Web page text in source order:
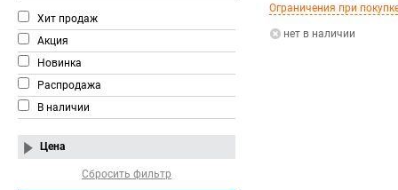
Хит продаж
Акция
Новинка
Распродажа
В наличии
Цена
Сбросить фильтр
Ограничения при
нет в наличии